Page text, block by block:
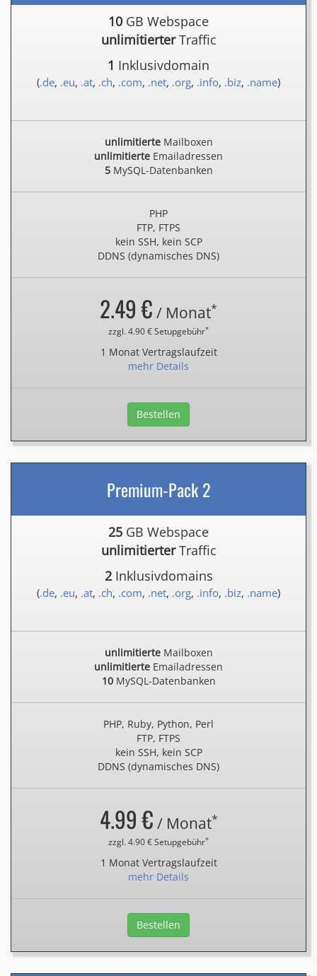
10 GB Webspace
unlimitierterTraffic
1 Inklusivdomain
(.de, .eu, .at, .ch, .com, .net, .org, .info, .biz, .name)
unlimitierteMailboxen
unlimitierte Emailadressen
5MySQL-Datenbanken
PHP
FTP, FTPS
kein SSH, kein SCP
DDNS (dynamisches DNS)
2.49 € / Monat*
zzgl. 4.90 € Setupgebühr*
1 Monat Vertragslaufzeit
mehr Details
Bestellen
Premium-Pack 2
25 GB Webspace
unlimitierterTraffic
2Inklusivdomains
(.de, .eu, .at, .ch, .com, .net, .org, .info, .biz, .name)
unlimitierteMailboxen
unlimitierte Emailadressen
10MySQL-Datenbanken
PHP, Ruby, Python, Perl
FTP, FTPS
kein SSH, kein SCP
DDNS (dynamisches DNS)
4.99 € / Monat*
zzgl. 4.90 € Setupgebühr*
1 Monat Vertragslaufzeit
mehr Details
Bestellen